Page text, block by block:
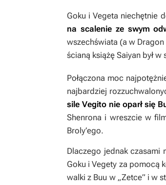
Goku i Vegeta niechętnie
na scalenie ze swym
wszechświata (a w Dragon
ścianą książę Saiyan był
Połączona moc
najbardziej
sile Vegito nie oparł się
Shenrona i wreszcie w
Broly’ego.
Dlaczego jednak
Goku i Vegety za pomocą
walki z Buu w „Zetce” i w